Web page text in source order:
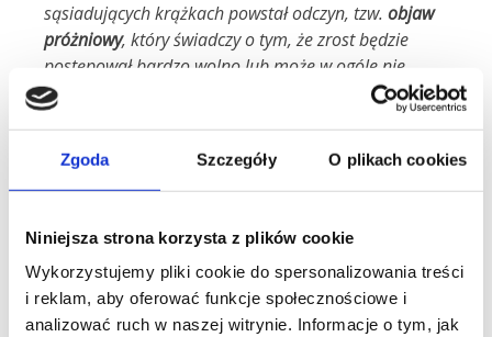
Zgoda Szczegóły O plikach cookies
Niniejsza strona korzysta z plików cookie
Wykorzystujemy pliki cookie do spersonalizowania treści
i reklam, aby oferować funkcje społecznościowe i
analizować ruch w naszej witrynie. Informacje o tym, jak
sąsiadujących krążkach powstał odczyn, tzw. objaw
próżniowy, który świadczy o tym, że zrost będzie
postępował bardzo wolno lub może w ogóle nie
nastąpić
Małoinwazyjna operacja
kręgosłupa
U naszej pacjentki przeprowadzono zabieg stabilizacji
przeznasadowej. Lekarz po podaniu znieczulenia, pod
kontrolą RTG, wprowadził przezskórnie kilka śrub